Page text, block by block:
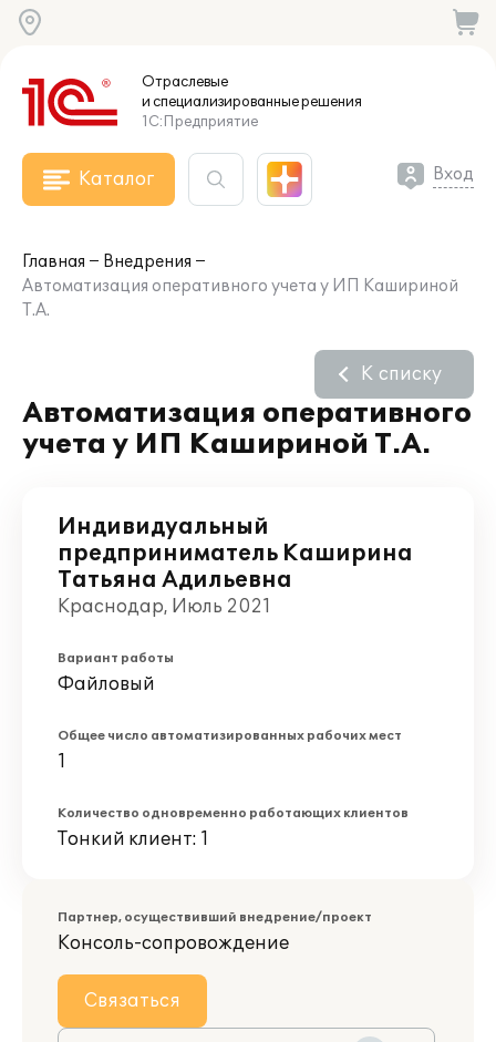
Отраслевые
и специализированныерешения
1С:Предприятие
Каталог Вход
Главная
Внедрения
Автоматизация оперативного учета у ИП Кашириной
Т.А.
Автоматизация оперативного
учета у ИП Кашириной Т.А.
К списку
Индивидуальный
предприниматель Каширина
Татьяна Адильевна
Краснодар, Июль 2021
Вариант работы
Файловый
Общее число автоматизированных рабочих мест
1
Количество одновременно работающих клиентов
Тонкий клиент: 1
Партнер, осуществивший внедрение/проект
Консоль-сопровождение
Связаться